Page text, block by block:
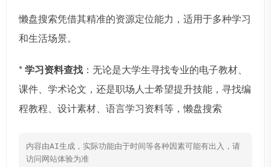
懒盘搜索凭借其精准的资源定位能力，适用于多种学习
和生活场景。
*学习资料查找 ：无论是大学生寻找专业的电子教材、
课件、学术论文，还是职场人士希望提升技能，寻找编
程教程、设计素材、语言学习资料等，懒盘搜索
内容由AI生成，实际功能由于时间等各种因素可能有出入，请
访问网站体验为准